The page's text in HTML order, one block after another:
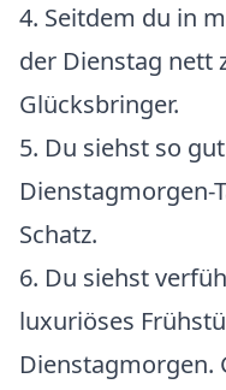
4. Seitdem du in
der Dienstag nett
Glücksbringer.
5. Du siehst so
Dienstagmorgen-
Schatz.
6. Du siehst
luxuriöses
Dienstagmorgen.